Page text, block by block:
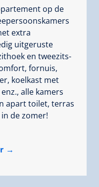
op de
extra
uitgeruste
en tweezits-
fornuis,
koelkast met
alle kamers
apart toilet, terras
de zomer!